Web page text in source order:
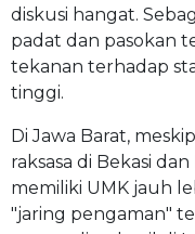
diskusi hangat.
padat dan pasokan
tekanan terhadap
tinggi.
Di Jawa Barat,
raksasa di Bekasi
memiliki UMK jauh
"jaring pengaman"